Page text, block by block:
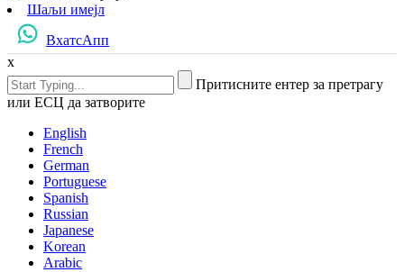
Шаљи имејл
ВхатсАпп
x
Притисните ентер за претрагу
или ЕСЦ да затворите
English
French
German
Portuguese
Spanish
Russian
Japanese
Korean
Arabic